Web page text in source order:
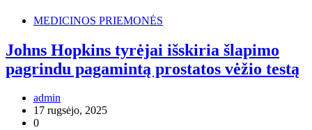
MEDICINOS PRIEMONĖS
Johns Hopkins tyrėjai išskiria šlapimo
pagrindu pagamintą prostatos vėžio testą
admin
17 rugsėjo, 2025
0